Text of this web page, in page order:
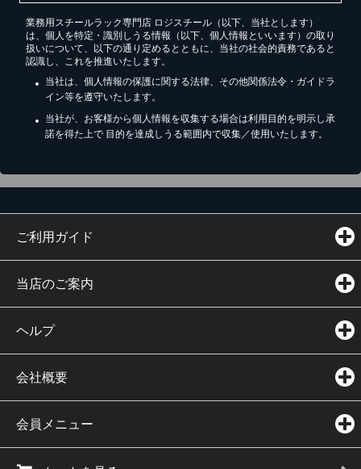
業務用スチールラック専門店 ロジスチール（以下、当社とします）
は、個人を特定・識別しうる情報（以下、個人情報といいます）の取り
扱いについて、以下の通り定めるとともに、当社の社会的責務であると
認識し、これを推進いたします。
当社は、個人情報の保護に関する法律、その他関係法令・ガイドラ
イン等を遵守いたします。
当社が、お客様から個人情報を収集する場合は利用目的を明示し承
諾を得た上で 目的を達成しうる範囲内で収集／使用いたします。
ご利用ガイド
当店のご案内
ヘルプ
会社概要
会員メニュー